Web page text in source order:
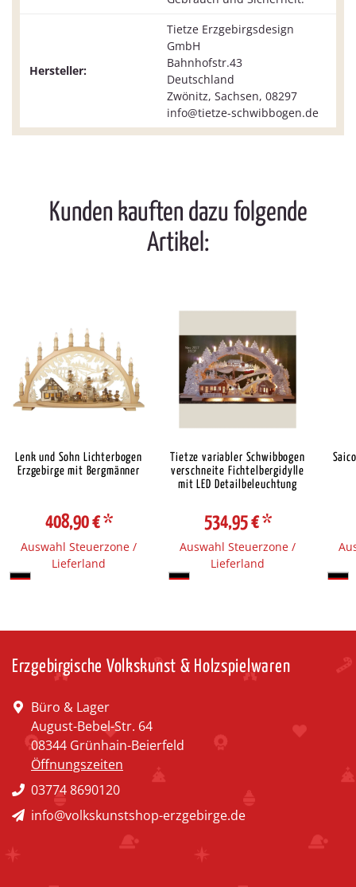
Hersteller:
Tietze Erzgebirgsdesign
GmbH
Bahnhofstr.43
Deutschland
Zwönitz, Sachsen, 08297
info@tietze-schwibbogen.de
Kunden kauften dazu folgende
Artikel:
Lenk und Sohn Lichterbogen
Erzgebirge mit Bergmänner
408,90 €*
Auswahl Steuerzone /
Lieferland
Tietze variabler Schwibbogen
verschneite Fichtelbergidylle
mit LED Detailbeleuchtung
534,95 €*
Auswahl Steuerzone /
Lieferland
Erzgebirgische Volkskunst & Holzspielwaren
Büro & Lager
August-Bebel-Str. 64
08344 Grünhain-Beierfeld
Öffnungszeiten
03774 8690120
info@volkskunstshop-erzgebirge.de